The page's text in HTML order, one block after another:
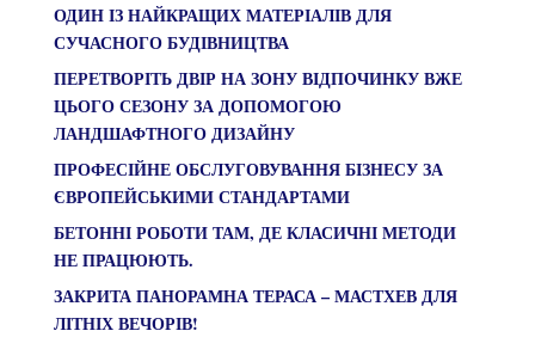
ОДИН ІЗ НАЙКРАЩИХ МАТЕРІАЛІВ ДЛЯ
СУЧАСНОГО БУДІВНИЦТВА
ПЕРЕТВОРІТЬ ДВІР НА ЗОНУ ВІДПОЧИНКУ ВЖЕ
ЦЬОГО СЕЗОНУ ЗА ДОПОМОГОЮ
ЛАНДШАФТНОГО ДИЗАЙНУ
ПРОФЕСІЙНЕ ОБСЛУГОВУВАННЯ БІЗНЕСУ ЗА
ЄВРОПЕЙСЬКИМИ СТАНДАРТАМИ
БЕТОННІ РОБОТИ ТАМ, ДЕ КЛАСИЧНІ МЕТОДИ
НЕ ПРАЦЮЮТЬ.
ЗАКРИТА ПАНОРАМНА ТЕРАСА – МАСТХЕВ ДЛЯ
ЛІТНІХ ВЕЧОРІВ!